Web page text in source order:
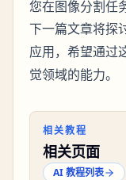
您在图像分割任
下一篇文章将探
应用 ，希望通过
觉领域的能力。
相关教程
相关页面
AI 教程列表